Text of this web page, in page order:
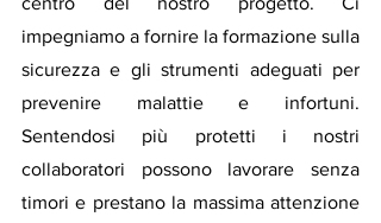
impegniamo a fornire la formazione sulla
sicurezza e gli strumenti adeguati per
prevenire malattie e infortuni.
Sentendosi più protetti i nostri
collaboratori possono lavorare senza
timori e prestano la massima attenzione